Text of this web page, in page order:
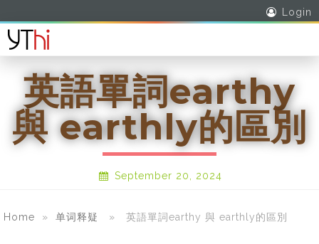
Login
英語單詞earthy
與 earthly的區別
September 20, 2024
Home » 单词释疑 » 英語單詞earthy 與 earthly的區別